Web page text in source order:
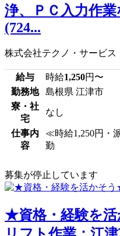
浄、ＰＣ入力作
(724...
株式会社テクノ・サービス
給与 時給1,250円〜
勤務地
島根県 江津市
寮・社
宅
なし
仕事内
容
≪時給1,250円・
勤
募集が停止しています
★資格・経験を